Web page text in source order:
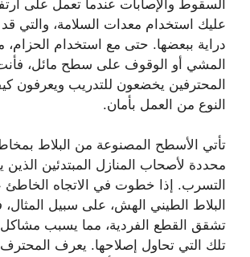
السقوط والإصابات عندما تعمل على
عليك استخدام معدات السلامة، والتي
دراية ببعضها. حتى مع استخدام
المشي أو الوقوف على سطح مائل،
المحترفين يخضعون للتدريب ويعرفون
النوع من العمل بأمان.
تأتي الأسطح المصنوعة من البلاط
محددة لأصحاب المنازل المبتدئين الذين
التسرب. إذا خطوت في الاتجاه
البلاط الطيني الهش، على سبيل
تشقق القطع الفردية، مما يسبب مشاكل
تلك التي تحاول إصلاحها. يعرف المحترف